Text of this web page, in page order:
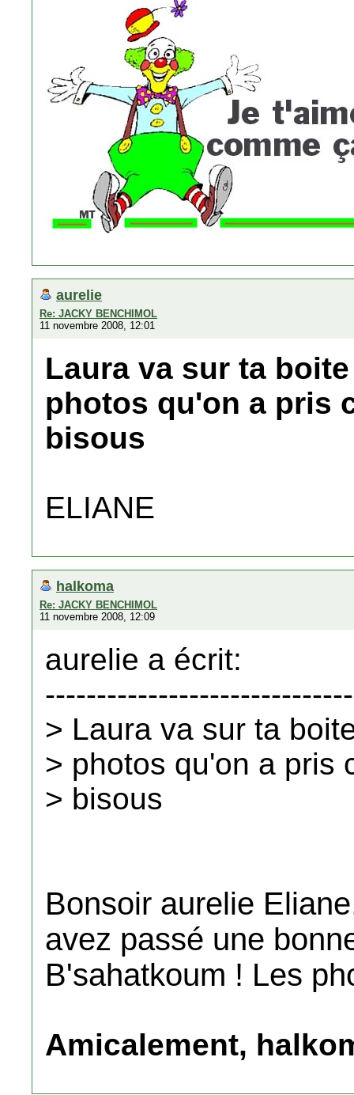
aurelie
Re: JACKY BENCHIMOL
11 novembre 2008, 12:01
Laura va sur ta
photos qu'on a pris
bisous
ELIANE
halkoma
Re: JACKY BENCHIMOL
11 novembre 2008, 12:09
aurelie a écrit:
> Laura va sur ta
> photos qu'on a pris
> bisous
Bonsoir aurelie
avez passé une
B'sahatkoum ! Les
Amicalement,